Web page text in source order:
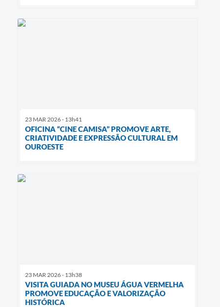
23 MAR 2026 - 13h41
OFICINA “CINE CAMISA” PROMOVE ARTE,
CRIATIVIDADE E EXPRESSÃO CULTURAL EM
OUROESTE
23 MAR 2026 - 13h38
VISITA GUIADA NO MUSEU ÁGUA VERMELHA
PROMOVE EDUCAÇÃO E VALORIZAÇÃO
HISTÓRICA